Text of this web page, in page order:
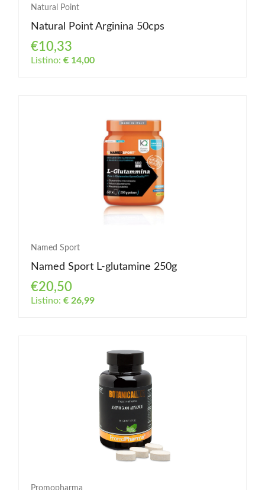
Natural Point
Natural Point Arginina 50cps
€10,33
Listino: € 14,00
Named Sport
Named Sport L-glutamine 250g
€20,50
Listino: € 26,99
Promopharma